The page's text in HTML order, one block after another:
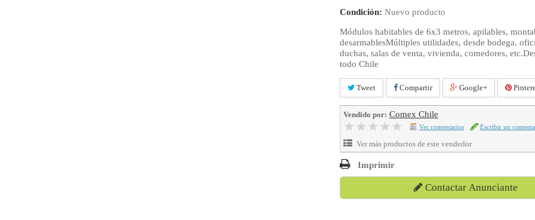
Condición: Nuevo producto
Módulos habitables de 6x3 metros, apilables,
desarmablesMúltiples utilidades, desde bodega,
duchas, salas de venta, vivienda, comedores,
todo Chile
Tweet Compartir Google+
Vendido por: Comex Chile
★★★★★
★★★★★ Ver comentarios Escribir un
Ver más productos de este vendedor
Imprimir
Contactar Anunciante